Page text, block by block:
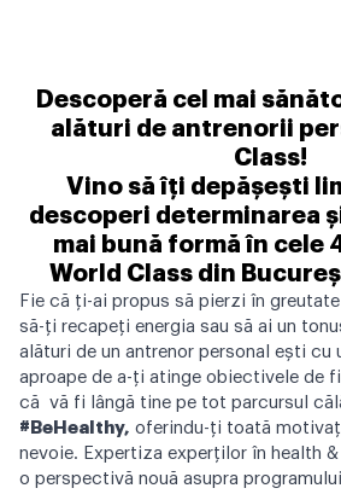
Descoperă cel mai
alături de antrenorii
Class!
Vino să îți depășești
descoperi determinarea
mai bună formă în cele
World Class din
Fie că ți-ai propus să pierzi în
să-ți recapeți energia sau să ai un
alături de un antrenor personal ești cu
aproape de a-ți atinge obiectivele de
că vă fi lângă tine pe tot parcursul
#BeHealthy, oferindu-ți toată
nevoie. Expertiza experților în health
o perspectivă nouă asupra